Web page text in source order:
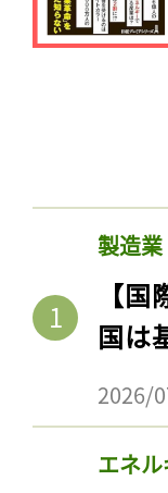
製造業
【
国は
2026/
エネ